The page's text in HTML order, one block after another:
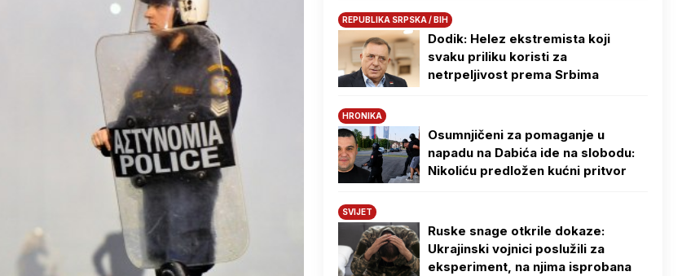
REPUBLIKA SRPSKA / BIH
Dodik: Helez ekstremista koji
svaku priliku koristi za
netrpeljivost prema Srbima
HRONIKA
Osumnjičeni za pomaganje u
napadu na Dabića ide na slobodu:
Nikoliću predložen kućni pritvor
SVIJET
Ruske snage otkrile dokaze:
Ukrajinski vojnici poslužili za
eksperiment, na njima isprobana